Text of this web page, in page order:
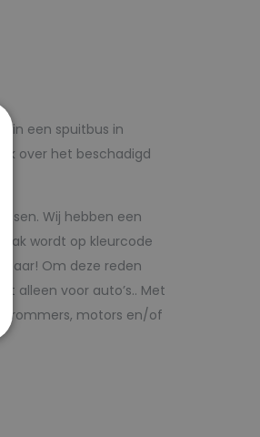
in een spuitbus in
over het beschadigd
Wij hebben een
wordt op kleurcode
Om deze reden
alleen voor auto’s.. Met
brommers, motors en/of